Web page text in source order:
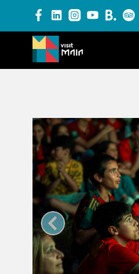
PRODUTOS E SERVIÇOS
EVENTOS
BLOG